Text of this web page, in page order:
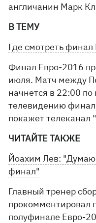
англичанин Марк
В ТЕМУ
Где смотреть
Финал Евро-2016
июля. Матч между
начнется в 22:00
телевидению
покажет телеканал
ЧИТАЙТЕ ТАКЖЕ
Йоахим Лев:
финал"
Главный тренер
прокомментировал
полуфинале Евро-